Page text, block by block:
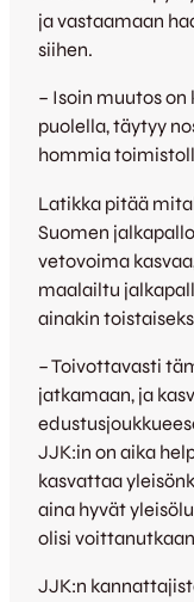
ja vastaamaan
siihen.
– Isoin muutos
puolella, täytyy
hommia
Latikka pitää
Suomen
vetovoima
maalailtu
ainakin
– Toivottavasti
jatkamaan, ja
JJK:in on aika
kasvattaa
aina hyvät
olisi
JJK:n